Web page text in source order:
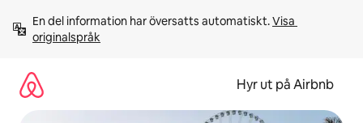
innehåll
En del information har översatts automatiskt. Visa
originalspråk
Hyr ut på Airbnb